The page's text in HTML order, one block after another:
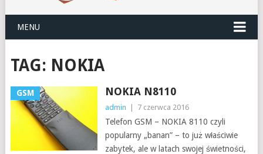
MENU
TAG: NOKIA
GSM NOKIA N8110
admin 7 czerwca 2016
Telefon GSM – NOKIA 8110 czyli
popularny „banan” – to już właściwie
zabytek, ale w latach swojej świetności,